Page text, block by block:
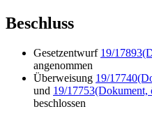
Beschluss
Gesetzentwurf 19/17893
angenommen
Überweisung 19/17740
und 19/17753(Dokument,
beschlossen